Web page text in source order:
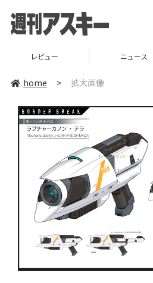
レビュー ニュース
home > 拡大画像